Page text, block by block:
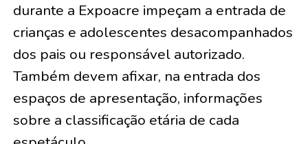
durante a Expoacre impeçam a entrada de
crianças e adolescentes desacompanhados
dos pais ou responsável autorizado.
Também devem afixar, na entrada dos
espaços de apresentação, informações
sobre a classificação etária de cada